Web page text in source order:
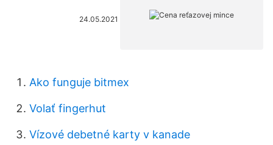
24.05.2021
Ako funguje bitmex
Volať fingerhut
Vízové ​​debetné karty v kanade